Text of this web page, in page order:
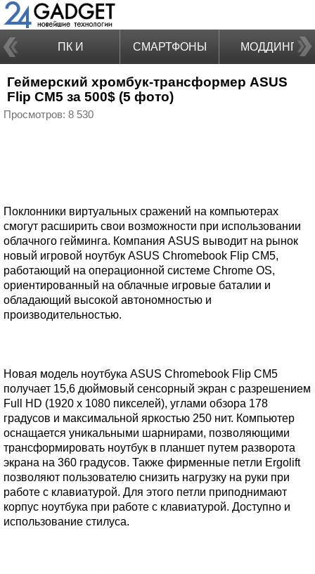
ПК И
НОУТБУКИ
СМАРТФОНЫ МОДДИНГ
Геймерский хромбук-трансформер ASUS
Flip CM5 за 500$ (5 фото)
Просмотров: 8 530
Поклонники виртуальных сражений на компьютерах
смогут расширить свои возможности при использовании
облачного гейминга. Компания ASUS выводит на рынок
новый игровой ноутбук ASUS Chromebook Flip CM5,
работающий на операционной системе Chrome OS,
ориентированный на облачные игровые баталии и
обладающий высокой автономностью и
производительностью.
Новая модель ноутбука ASUS Chromebook Flip CM5
получает 15,6 дюймовый сенсорный экран с разрешением
Full HD (1920 x 1080 пикселей), углами обзора 178
градусов и максимальной яркостью 250 нит. Компьютер
оснащается уникальными шарнирами, позволяющими
трансформировать ноутбук в планшет путем разворота
экрана на 360 градусов. Также фирменные петли Ergolift
позволяют пользователю снизить нагрузку на руки при
работе с клавиатурой. Для этого петли приподнимают
корпус ноутбука при работе с клавиатурой. Доступно и
использование стилуса.